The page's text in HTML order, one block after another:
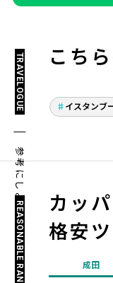
こち
TRAVELOGUE
参考にしよう！
旅 ３
イスタンブ
カッ
格安
REASONABLE RANKING 成田